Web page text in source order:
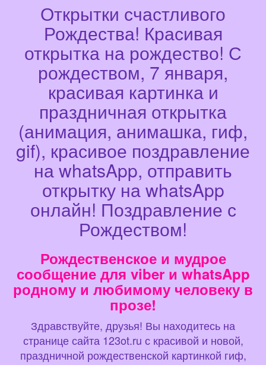
Открытки счастливого
Рождества! Красивая
открытка на рождество! С
рождеством, 7 января,
красивая картинка и
праздничная открытка
(анимация, анимашка, гиф,
gif), красивое поздравление
на whatsApp, отправить
открытку на whatsApp
онлайн! Поздравление с
Рождеством!
Рождественское и мудрое
сообщение для viber и whatsApp
родному и любимому человеку в
прозе!
Здравствуйте, друзья! Вы находитесь на
странице сайта 123ot.ru с красивой и новой,
праздничной рождественской картинкой гиф,